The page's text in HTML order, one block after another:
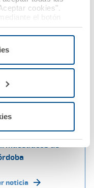
cookies".
el botón
todas las cookies
el acceso a los
“Personalizar".
diciembre 2019
Dr. Diego Murillo,
de Oro del
Oficial de
de
noticia